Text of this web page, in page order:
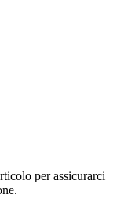
per assicurarci